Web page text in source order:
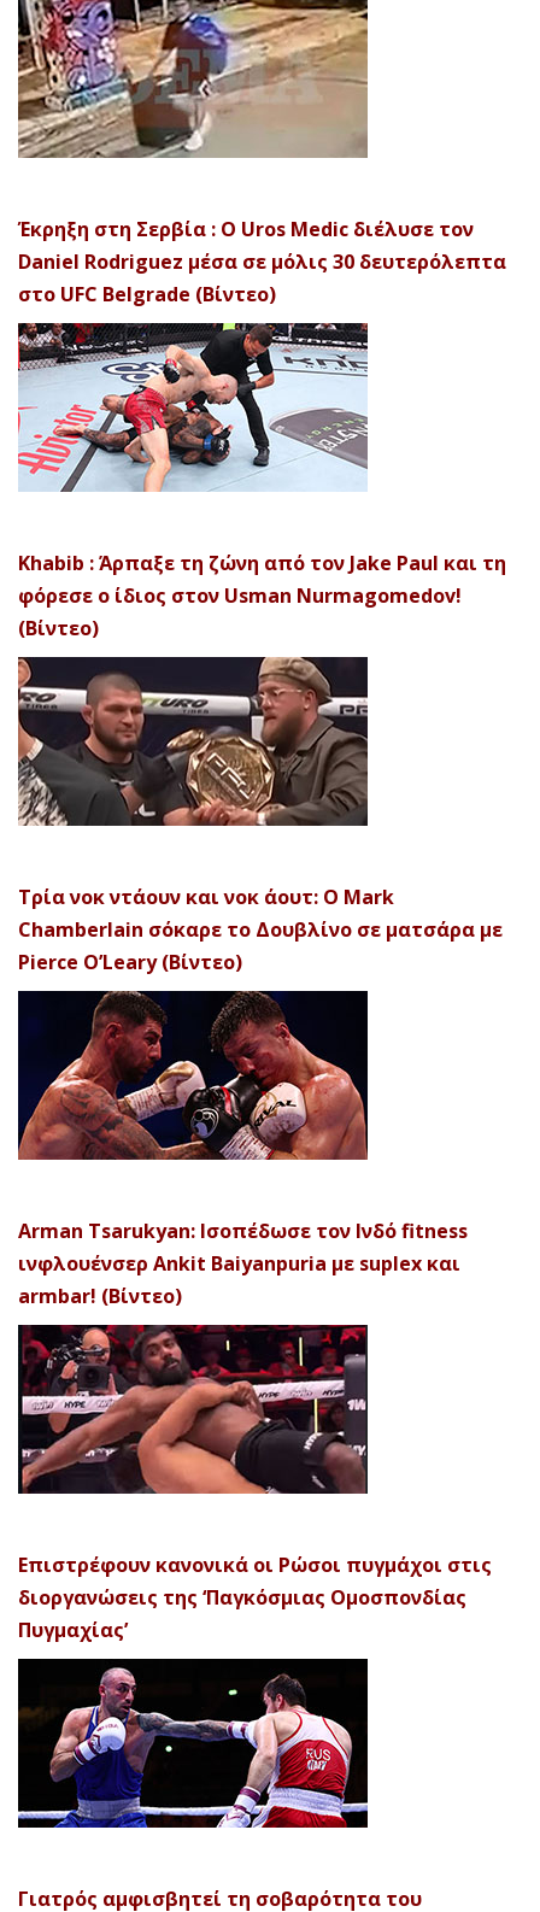
Έκρηξη στη Σερβία : Ο Uros Medic διέλυσε τον
Daniel Rodriguez μέσα σε μόλις 30 δευτερόλεπτα
στο UFC Belgrade (Βίντεο)
Khabib : Άρπαξε τη ζώνη από τον Jake Paul και τη
φόρεσε ο ίδιος στον Usman Nurmagomedov!
(Βίντεο)
Τρία νοκ ντάουν και νοκ άουτ: Ο Mark
Chamberlain σόκαρε το Δουβλίνο σε ματσάρα με
Pierce O’Leary (Βίντεο)
Arman Tsarukyan: Ισοπέδωσε τον Ινδό fitness
ινφλουένσερ Ankit Baiyanpuria με suplex και
armbar! (Βίντεο)
Επιστρέφουν κανονικά οι Ρώσοι πυγμάχοι στις
διοργανώσεις της ‘Παγκόσμιας Ομοσπονδίας
Πυγμαχίας’
Γιατρός αμφισβητεί τη σοβαρότητα του